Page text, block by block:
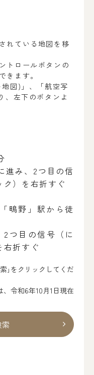
れている地図を移
トロールボタンの
きます。
図)」、「航空写
、左下のボタンよ
10分
進み、2つ目の信
）を右折すぐ
鴫野」駅から徒
つ目の信号（に
右折すぐ
｣をクリックしてくだ
令和6年10月1日現在